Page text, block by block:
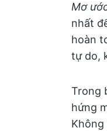
Mơ
nhất
hoàn
tự do,
Trong
hứng
Không